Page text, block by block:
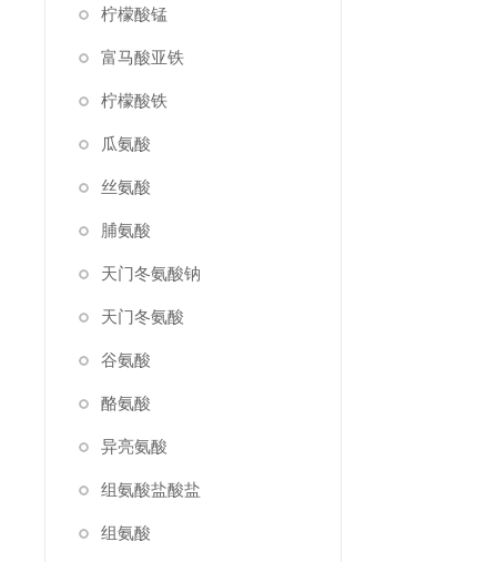
柠檬酸锰
富马酸亚铁
柠檬酸铁
瓜氨酸
丝氨酸
脯氨酸
天门冬氨酸钠
天门冬氨酸
谷氨酸
酪氨酸
异亮氨酸
组氨酸盐酸盐
组氨酸